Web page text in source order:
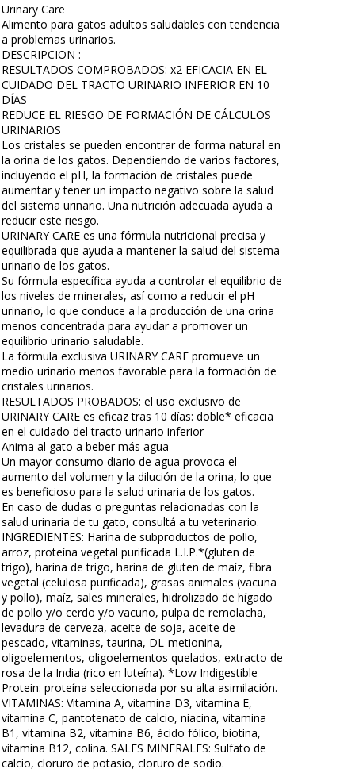
Urinary Care
Alimento para gatos adultos saludables con tendencia
a problemas urinarios.
DESCRIPCION :
RESULTADOS COMPROBADOS: x2 EFICACIA EN EL
CUIDADO DEL TRACTO URINARIO INFERIOR EN 10
DÍAS
REDUCE EL RIESGO DE FORMACIÓN DE CÁLCULOS
URINARIOS
Los cristales se pueden encontrar de forma natural en
la orina de los gatos. Dependiendo de varios factores,
incluyendo el pH, la formación de cristales puede
aumentar y tener un impacto negativo sobre la salud
del sistema urinario. Una nutrición adecuada ayuda a
reducir este riesgo.
URINARY CARE es una fórmula nutricional precisa y
equilibrada que ayuda a mantener la salud del sistema
urinario de los gatos.
Su fórmula específica ayuda a controlar el equilibrio de
los niveles de minerales, así como a reducir el pH
urinario, lo que conduce a la producción de una orina
menos concentrada para ayudar a promover un
equilibrio urinario saludable.
La fórmula exclusiva URINARY CARE promueve un
medio urinario menos favorable para la formación de
cristales urinarios.
RESULTADOS PROBADOS: el uso exclusivo de
URINARY CARE es eficaz tras 10 días: doble* eficacia
en el cuidado del tracto urinario inferior
Anima al gato a beber más agua
Un mayor consumo diario de agua provoca el
aumento del volumen y la dilución de la orina, lo que
es beneficioso para la salud urinaria de los gatos.
En caso de dudas o preguntas relacionadas con la
salud urinaria de tu gato, consultá a tu veterinario.
INGREDIENTES: Harina de subproductos de pollo,
arroz, proteína vegetal purificada L.I.P.*(gluten de
trigo), harina de trigo, harina de gluten de maíz, fibra
vegetal (celulosa purificada), grasas animales (vacuna
y pollo), maíz, sales minerales, hidrolizado de hígado
de pollo y/o cerdo y/o vacuno, pulpa de remolacha,
levadura de cerveza, aceite de soja, aceite de
pescado, vitaminas, taurina, DL-metionina,
oligoelementos, oligoelementos quelados, extracto de
rosa de la India (rico en luteína). *Low Indigestible
Protein: proteína seleccionada por su alta asimilación.
VITAMINAS: Vitamina A, vitamina D3, vitamina E,
vitamina C, pantotenato de calcio, niacina, vitamina
B1, vitamina B2, vitamina B6, ácido fólico, biotina,
vitamina B12, colina. SALES MINERALES: Sulfato de
calcio, cloruro de potasio, cloruro de sodio.